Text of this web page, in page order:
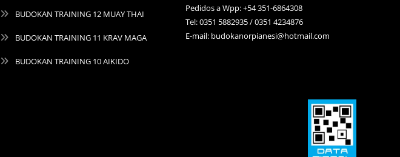
BUDOKAN TRAINING 12 MUAY THAI
BUDOKAN TRAINING 11 KRAV MAGA
BUDOKAN TRAINING 10 AIKIDO
Pedidos a Wpp: +54 351-6864308
Tel: 0351 5882935 / 0351 4234876
E-mail: budokanorpianesi@hotmail.com